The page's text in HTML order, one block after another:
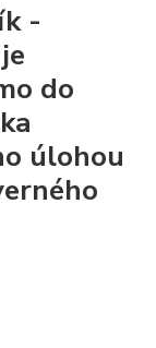
-
do
úlohou